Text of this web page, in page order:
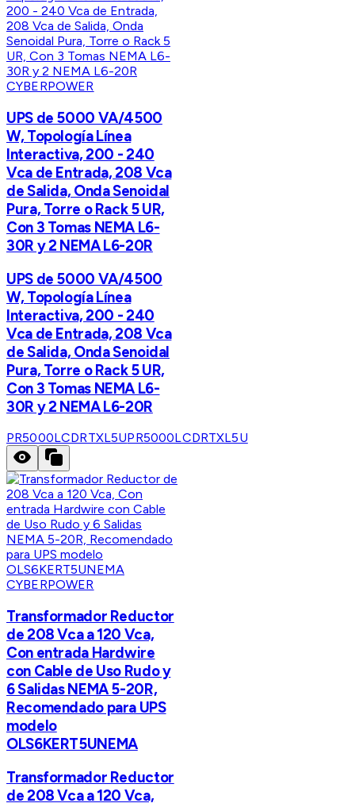
CYBERPOWER
UPS de 5000 VA/4500
W, Topología Línea
Interactiva, 200 - 240
Vca de Entrada, 208 Vca
de Salida, Onda Senoidal
Pura, Torre o Rack 5 UR,
Con 3 Tomas NEMA L6-
30R y 2 NEMA L6-20R
UPS de 5000 VA/4500
W, Topología Línea
Interactiva, 200 - 240
Vca de Entrada, 208 Vca
de Salida, Onda Senoidal
Pura, Torre o Rack 5 UR,
Con 3 Tomas NEMA L6-
30R y 2 NEMA L6-20R
PR5000LCDRTXL5UPR5000LCDRTXL5U
CYBERPOWER
Transformador Reductor
de 208 Vca a 120 Vca,
Con entrada Hardwire
con Cable de Uso Rudo y
6 Salidas NEMA 5-20R,
Recomendado para UPS
modelo
OLS6KERT5UNEMA
Transformador Reductor
de 208 Vca a 120 Vca,